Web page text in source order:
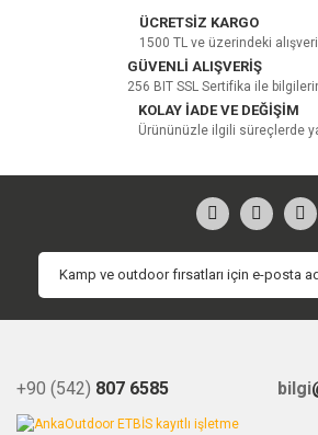
ÜCRETSİZ KARGO
1500 TL ve üzerindeki
GÜVENLİ ALIŞVERİŞ
256 BIT SSL Sertifika ile
KOLAY İADE VE DEĞİŞİM
Ürününüzle ilgili süreçlerde
+90 (542) 807 6585 bilgi